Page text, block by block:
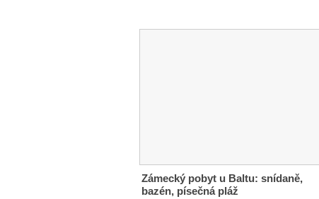
Zámecký pobyt u Baltu: snídaně,
bazén, písečná pláž